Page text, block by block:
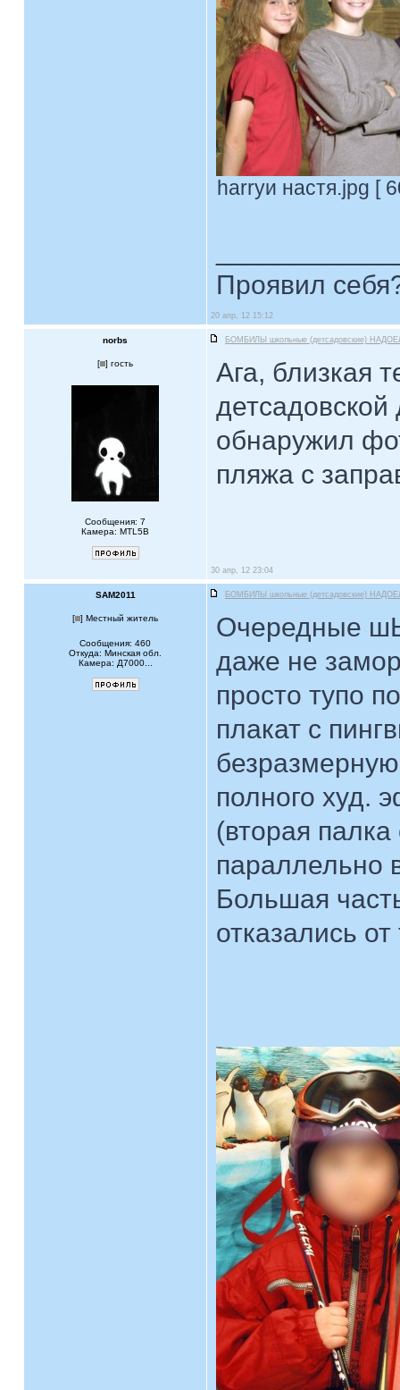
harryи настя.jpg [
Проявил
20 апр, 12 15:12
norbs БОМБИЛЫ школьные (детсадовские)
[ ] гость
Сообщения: 7
Камера: MTL5B
Ага, близкая
обнаружил
пляжа с
30 апр, 12 23:04
SAM2011 БОМБИЛЫ школьные (детсадовские)
[ ] Местный житель
Сообщения: 460
Откуда: Минская обл.
Камера: Д7000...
Очередные
даже не
просто тупо
плакат с
полного худ.
(вторая
параллельно
Большая
отказались